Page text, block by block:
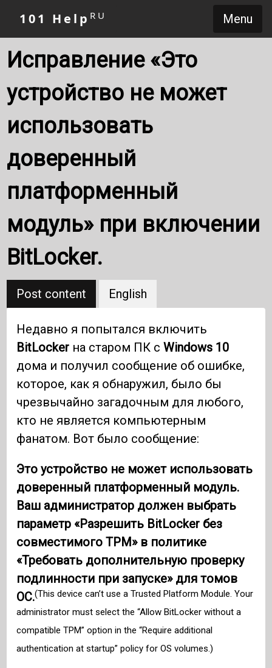
Menu
101 Help RU
Исправление «Это
устройство не может
использовать
доверенный
платформенный
модуль» при включении
BitLocker.
Post content English
Недавно я попытался включить
BitLocker на старом ПК сWindows 10
дома и получил сообщение об ошибке,
которое, как я обнаружил, было бы
чрезвычайно загадочным для любого,
кто не является компьютерным
фанатом. Вот было сообщение:
Это устройство не может использовать
доверенный платформенный модуль.
Ваш администратор должен выбрать
параметр «Разрешить BitLocker без
совместимого TPM» в политике
«Требовать дополнительную проверку
подлинности при запуске» для томов
ОС.(This device can’t use a Trusted Platform Module. Your
administrator must select the “Allow BitLocker without a
compatible TPM” option in the “Require additional
authentication at startup” policy for OS volumes.)